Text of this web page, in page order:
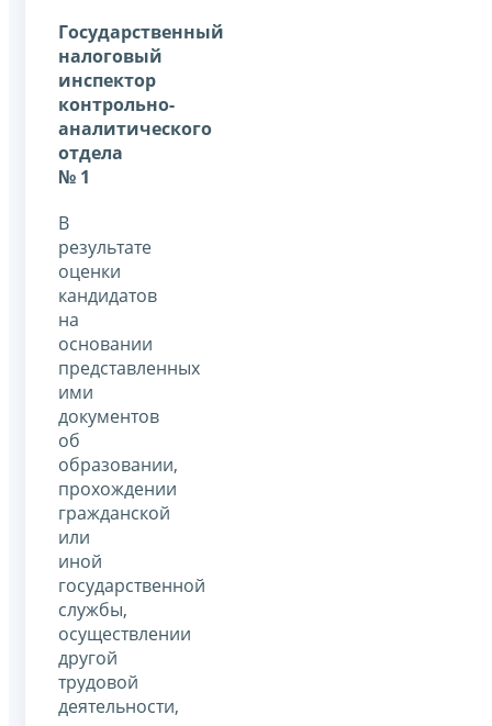
Государственный
налоговый
инспектор
контрольно-
аналитического
отдела
№ 1
В
результате
оценки
кандидатов
на
основании
представленных
ими
документов
об
образовании,
прохождении
гражданской
или
иной
государственной
службы,
осуществлении
другой
трудовой
деятельности,